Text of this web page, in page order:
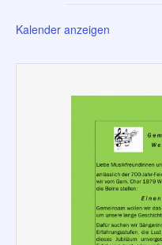
Kalender anzeigen